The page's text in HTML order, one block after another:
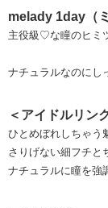
melady 1day（
主役級♡な瞳のヒミ
ナチュラルなのにし
＜アイドルリン
ひとめぼれしちゃう
さりげない細フチと
ナチュラルに瞳を強